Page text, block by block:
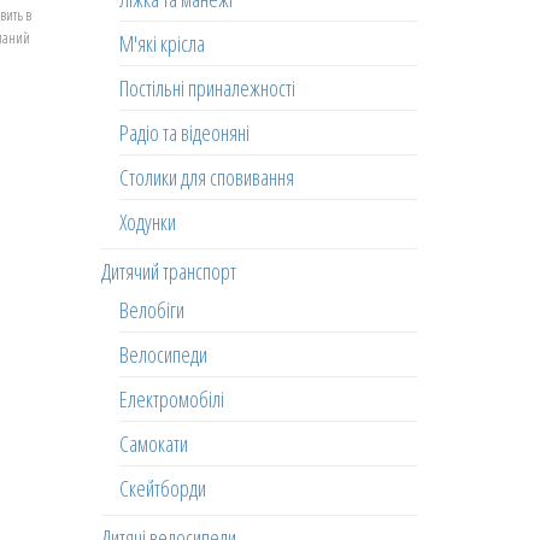
в
М'які крісла
Постільні приналежності
Радіо та відеоняні
Столики для сповивання
Ходунки
Дитячий транспорт
Велобіги
Велосипеди
Електромобілі
Самокати
Скейтборди